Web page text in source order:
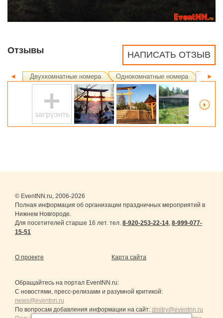
НАПИСАТЬ ОТЗЫВ
Отзывы
◄ ►
Двухкомнатные номера Однокомнатные номера
© EventNN.ru, 2006-2026
Полная информация об организации праздничных мероприятий в
Нижнем Новгороде.
Для посетителей старше 16 лет. тел. 8-920-253-22-14, 8-999-077-
15-51
О проекте Карта сайта
Обращайтесь на портал EventNN.ru:
С новостями, пресс-релизами и разумной критикой:
news@eventnn.ru
По вопросам добавления информации на сайт: dmitry@eventnn.ru